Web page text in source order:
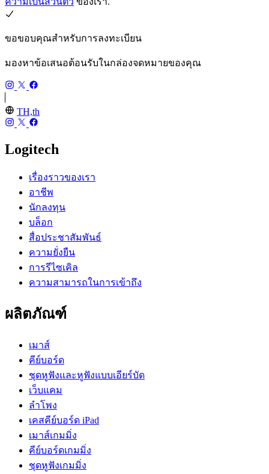
ขอขอบคุณสำหรับการลงทะเบียน
มองหาข้อเสนอต้อนรับในกล่องจดหมายของคุณ
TH,th
Logitech
เรื่องราวของเรา
อาชีพ
นักลงทุน
บล็อก
สื่อประชาสัมพันธ์
ความยั่งยืน
การรีไซเคิล
ความสามารถในการเข้าถึง
ผลิตภัณฑ์
เมาส์
คีย์บอร์ด
ชุดหูฟังและหูฟังแบบเอียร์บัด
เว็บแคม
ลำโพง
เคสคีย์บอร์ด iPad
เมาส์เกมมิ่ง
คีย์บอร์ดเกมมิ่ง
ชุดหูฟังเกมมิ่ง